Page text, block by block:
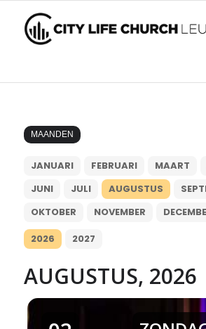
MAANDEN
JANUARI FEBRUARI MAART
JUNI
JULI AUGUSTUS
OKTOBER
NOVEMBER
2026
2027
AUGUSTUS, 2026